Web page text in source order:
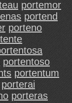
portemor
portend
porteno
portentoso
portentum
porterai
porteras